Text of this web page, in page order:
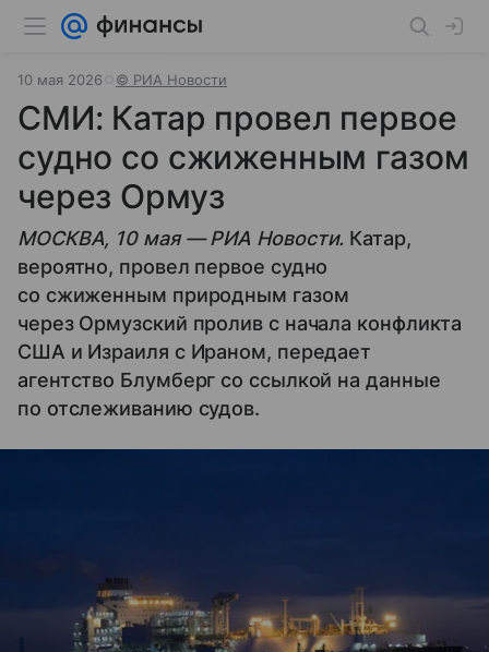
10 мая 2026 © РИА Новости
СМИ: Катар провел первое
судно со сжиженным газом
через Ормуз
МОСКВА, 10 мая — РИА Новости. Катар,
вероятно, провел первое судно
со сжиженным природным газом
через Ормузский пролив с начала конфликта
США и Израиля с Ираном, передает
агентство Блумберг со ссылкой на данные
по отслеживанию судов.